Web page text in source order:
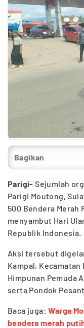
Bagikan
Parigi-Sejumlah
Parigi Moutong,
500 Bendera Merah
menyambut Hari
Republik Indonesia.
Aksi tersebut
Kampal,
Himpunan Pemuda
serta Pondok
Baca juga:Warga
bendera merah